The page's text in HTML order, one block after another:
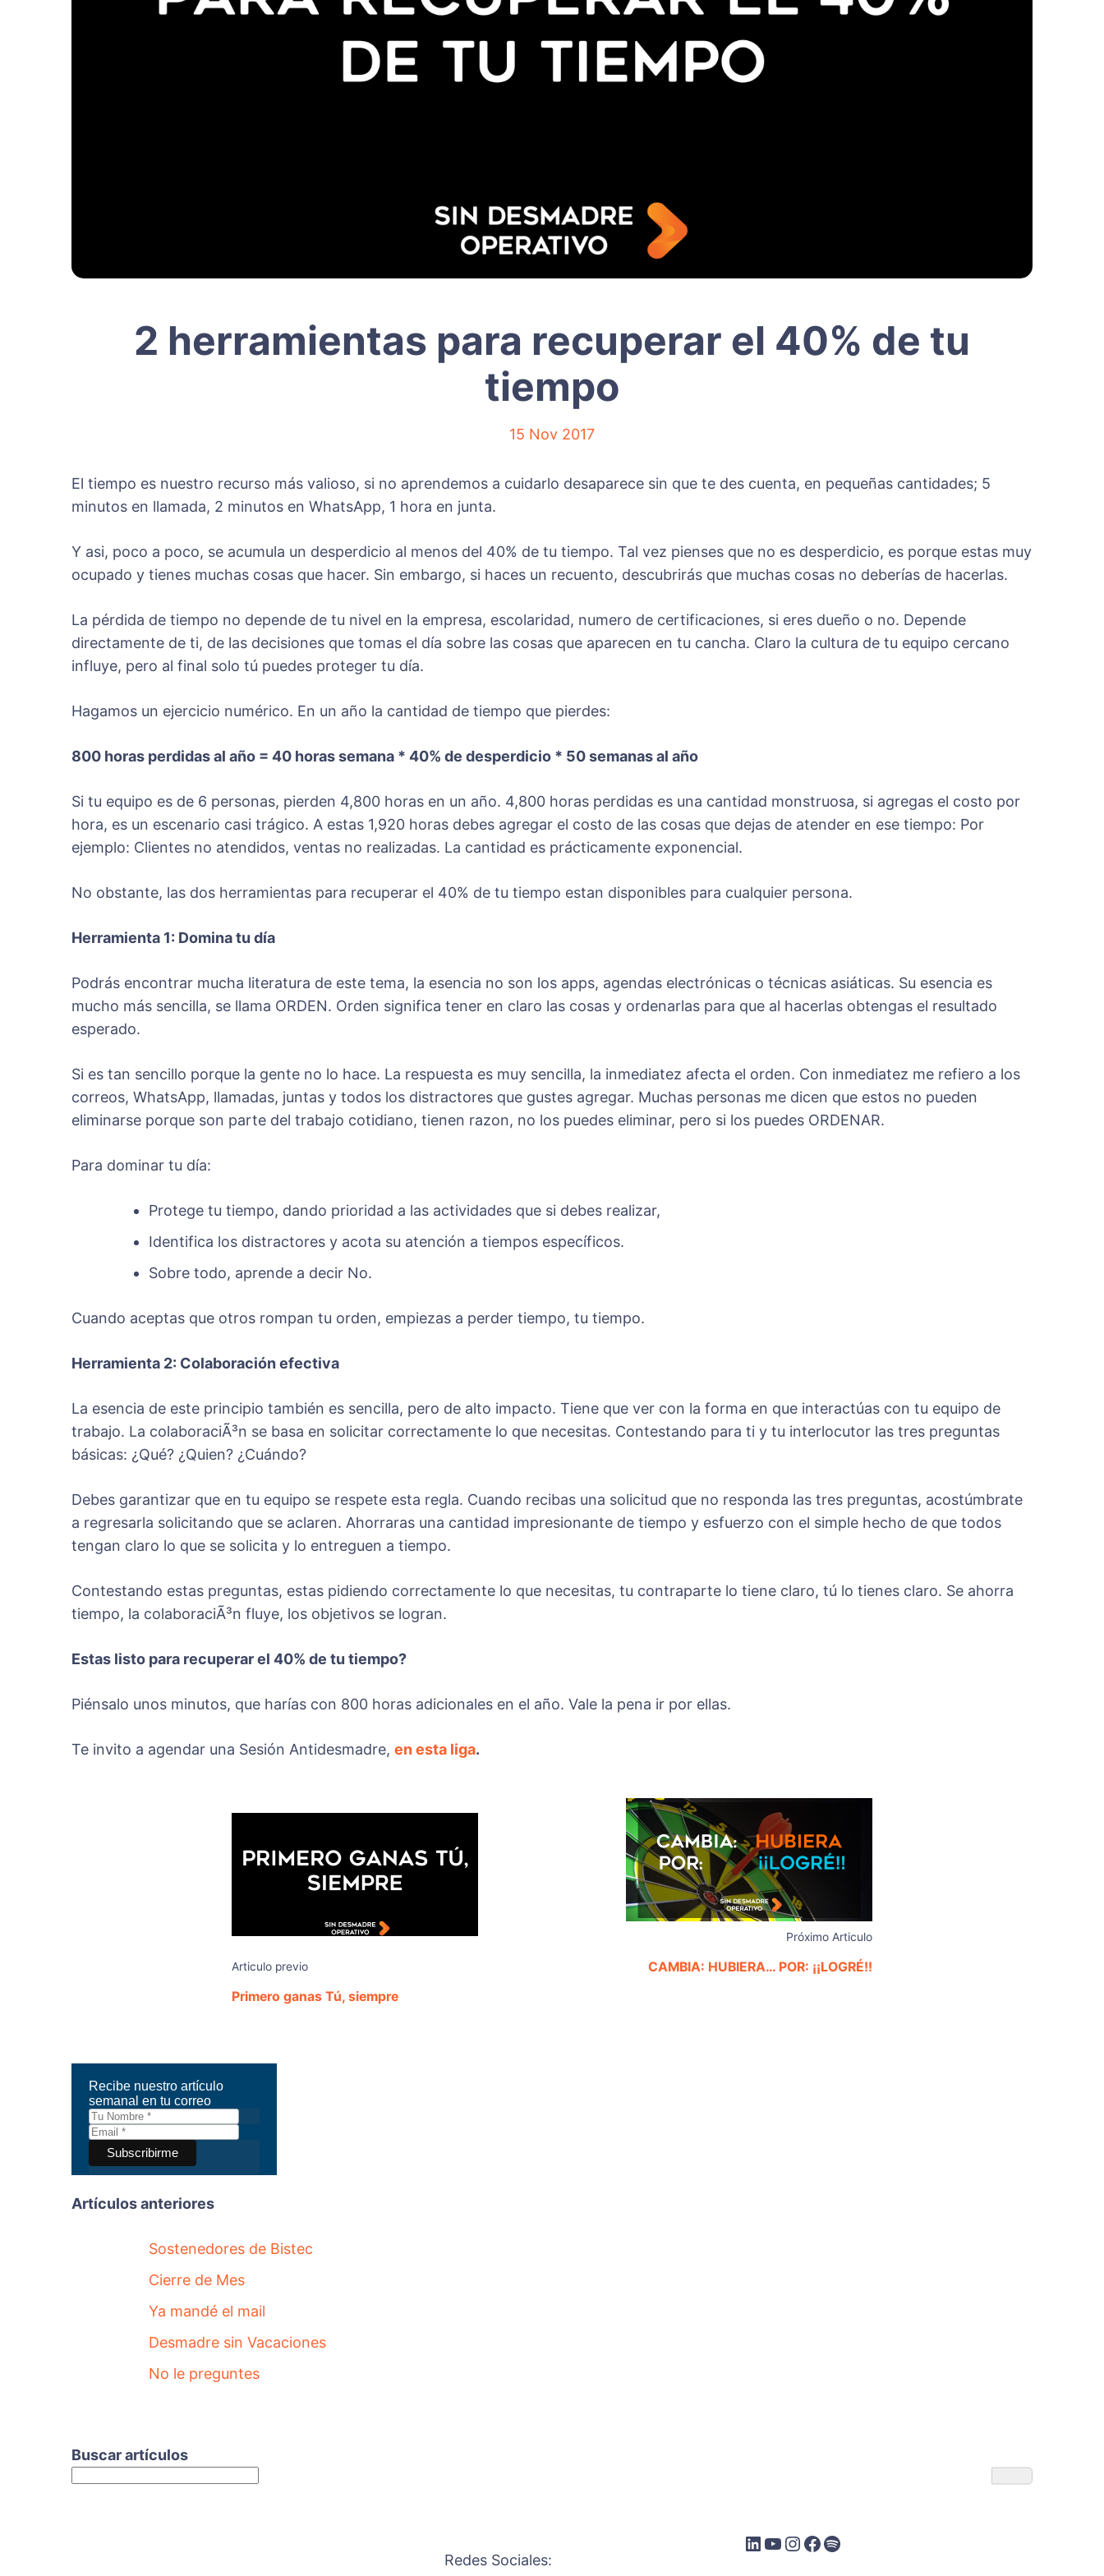
2 herramientas para recuperar el 40% de tu
tiempo
15 Nov 2017
El tiempo es nuestro recurso más valioso, si no aprendemos a cuidarlo desaparece sin que te des cuenta, en pequeñas cantidades; 5
minutos en llamada, 2 minutos en WhatsApp, 1 hora en junta.
Y asi­, poco a poco, se acumula un desperdicio al menos del 40% de tu tiempo. Tal vez pienses que no es desperdicio, es porque estas muy
ocupado y tienes muchas cosas que hacer. Sin embargo, si haces un recuento, descubrirás que muchas cosas no deberías de hacerlas.
La pérdida de tiempo no depende de tu nivel en la empresa, escolaridad, numero de certificaciones, si eres dueño o no. Depende
directamente de ti, de las decisiones que tomas el día sobre las cosas que aparecen en tu cancha. Claro la cultura de tu equipo cercano
influye, pero al final solo tú puedes proteger tu día.
Hagamos un ejercicio numérico. En un año la cantidad de tiempo que pierdes:
800 horas perdidas al año = 40 horas semana * 40% de desperdicio * 50 semanas al año
Si tu equipo es de 6 personas, pierden 4,800 horas en un año. 4,800 horas perdidas es una cantidad monstruosa, si agregas el costo por
hora, es un escenario casi trágico. A estas 1,920 horas debes agregar el costo de las cosas que dejas de atender en ese tiempo: Por
ejemplo: Clientes no atendidos, ventas no realizadas. La cantidad es prácticamente exponencial.
No obstante, las dos herramientas para recuperar el 40% de tu tiempo estan disponibles para cualquier persona.
Herramienta 1: Domina tu día
Podrás encontrar mucha literatura de este tema, la esencia no son los apps, agendas electrónicas o técnicas asiáticas. Su esencia es
mucho más sencilla, se llama ORDEN. Orden significa tener en claro las cosas y ordenarlas para que al hacerlas obtengas el resultado
esperado.
Si es tan sencillo porque la gente no lo hace. La respuesta es muy sencilla, la inmediatez afecta el orden. Con inmediatez me refiero a los
correos, WhatsApp, llamadas, juntas y todos los distractores que gustes agregar. Muchas personas me dicen que estos no pueden
eliminarse porque son parte del trabajo cotidiano, tienen razon, no los puedes eliminar, pero si­ los puedes ORDENAR.
Para dominar tu día:
Protege tu tiempo, dando prioridad a las actividades que si­ debes realizar,
Identifica los distractores y acota su atención a tiempos específicos.
Sobre todo, aprende a decir No.
Cuando aceptas que otros rompan tu orden, empiezas a perder tiempo, tu tiempo.
Herramienta 2: Colaboración efectiva
La esencia de este principio también es sencilla, pero de alto impacto. Tiene que ver con la forma en que interactúas con tu equipo de
trabajo. La colaboraciÃ³n se basa en solicitar correctamente lo que necesitas. Contestando para ti y tu interlocutor las tres preguntas
básicas: ¿Qué? ¿Quien? ¿Cuándo?
Debes garantizar que en tu equipo se respete esta regla. Cuando recibas una solicitud que no responda las tres preguntas, acostúmbrate
a regresarla solicitando que se aclaren. Ahorraras una cantidad impresionante de tiempo y esfuerzo con el simple hecho de que todos
tengan claro lo que se solicita y lo entreguen a tiempo.
Contestando estas preguntas, estas pidiendo correctamente lo que necesitas, tu contraparte lo tiene claro, tú lo tienes claro. Se ahorra
tiempo, la colaboraciÃ³n fluye, los objetivos se logran.
Estas listo para recuperar el 40% de tu tiempo?
Piénsalo unos minutos, que harías con 800 horas adicionales en el año. Vale la pena ir por ellas.
Te invito a agendar una Sesión Antidesmadre, en esta liga.
Articulo previo
Primero ganas Tú, siempre
Próximo Articulo
CAMBIA: HUBIERA… POR: ¡¡LOGRÉ!!
Recibe nuestro artículo
semanal en tu correo
Artículos anteriores
Sostenedores de Bistec
Cierre de Mes
Ya mandé el mail
Desmadre sin Vacaciones
No le preguntes
Buscar artículos
Redes Sociales: